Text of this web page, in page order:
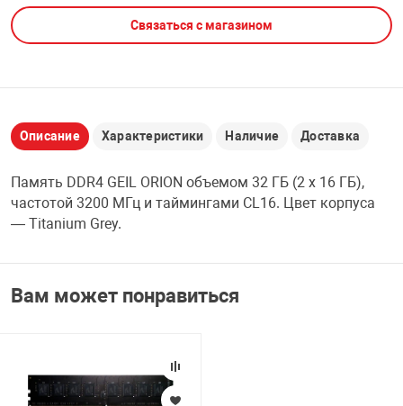
PCI АДАПТЕРЫ
USB
НАБОР ДЛЯ
CD-DVD ДИСКИ
ЛЕНТА ДЛЯ
ДОМА
ТЕХНИКА
Связаться с магазином
Описание Характеристики Наличие Доставка
Память DDR4 GEIL ORION объемом 32 ГБ (2 x 16 ГБ),
частотой 3200 МГц и таймингами CL16. Цвет корпуса
— Titanium Grey.
Вам может понравиться